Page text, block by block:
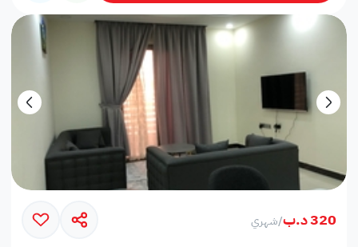
320 د.ب /شهري